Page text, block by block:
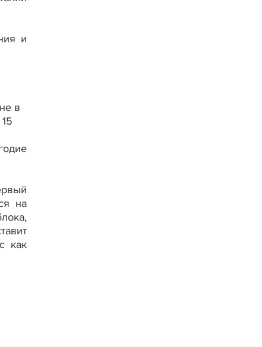
и
в
на
как